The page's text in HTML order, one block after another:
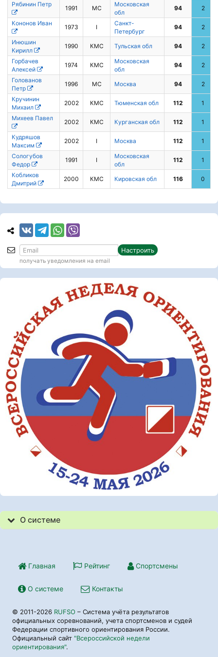
Рябинин Петр
1991 МС
Московская
обл
94 2
Кононов Иван
1973 I
Санкт-
Петербург
94 2
Инюшин
Кирилл
1990 КМС Тульская обл 94 2
Горбачев
Алексей
1974 КМС
Московская
обл
94 2
Голованов
Петр
1996 МС Москва 94 2
Кручинин
Михаил
2002 КМС Тюменская обл 112 1
Михеев Павел
2002 КМС Курганская обл 112 1
Кудряшов
Максим
2002 I Москва 112 1
Сологубов
Федор
1991 I
Московская
обл
112 1
Кобликов
Дмитрий
2000 КМС Кировская обл 116 0
Настроить
получать уведомления на email
О системе
Главная Рейтинг Спортсмены
О системе Контакты
© 2011-2026 RUFSO – Система учёта результатов
официальных соревнований, учета спортсменов и судей
Федерации спортивного ориентирования России.
Официальный сайт "Всероссийской недели
ориентирования".